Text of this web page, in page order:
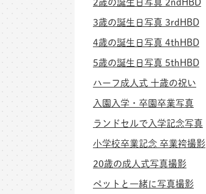
3歳の誕生日写真 3rdHBD
4歳の誕生日写真 4thHBD
5歳の誕生日写真 5thHBD
ハーフ成人式 十歳の祝い
入園入学・卒園卒業写真
ランドセルで入学記念写真
小学校卒業記念 卒業袴撮影
20歳の成人式写真撮影
ペットと一緒に写真撮影